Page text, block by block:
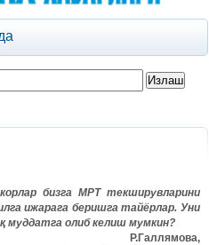
бизга МРТ текширувларини
ижарага беришга тайёрлар. Уни
муддатга олиб келиш мумкин?
Р.Галлямова,